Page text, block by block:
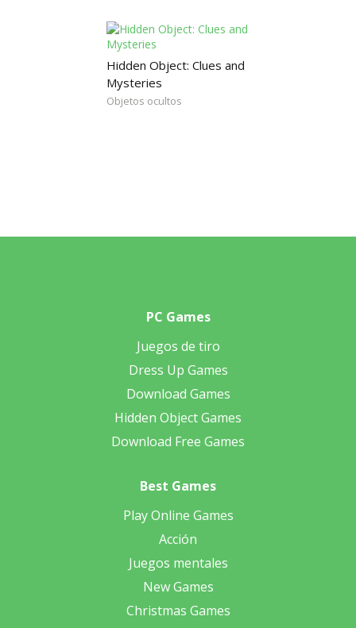
Hidden Object: Clues and
Mysteries
Objetos ocultos
PC Games
Juegos de tiro
Dress Up Games
Download Games
Hidden Object Games
Download Free Games
Best Games
Play Online Games
Acción
Juegos mentales
New Games
Christmas Games